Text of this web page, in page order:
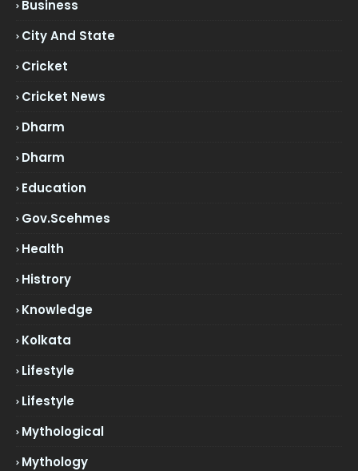
Business
City And State
Cricket
Cricket News
Dharm
Dharm
Education
Gov.scehmes
Health
Histrory
Knowledge
Kolkata
Lifestyle
Lifestyle
Mythological
Mythology